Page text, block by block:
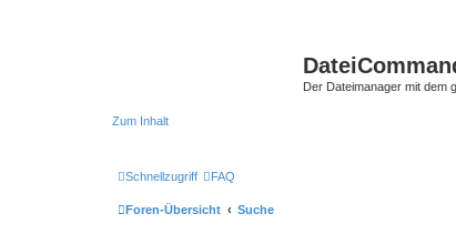
Der Dateimanager mit dem
Zum Inhalt
Schnellzugriff FAQ
Foren-Übersicht Suche